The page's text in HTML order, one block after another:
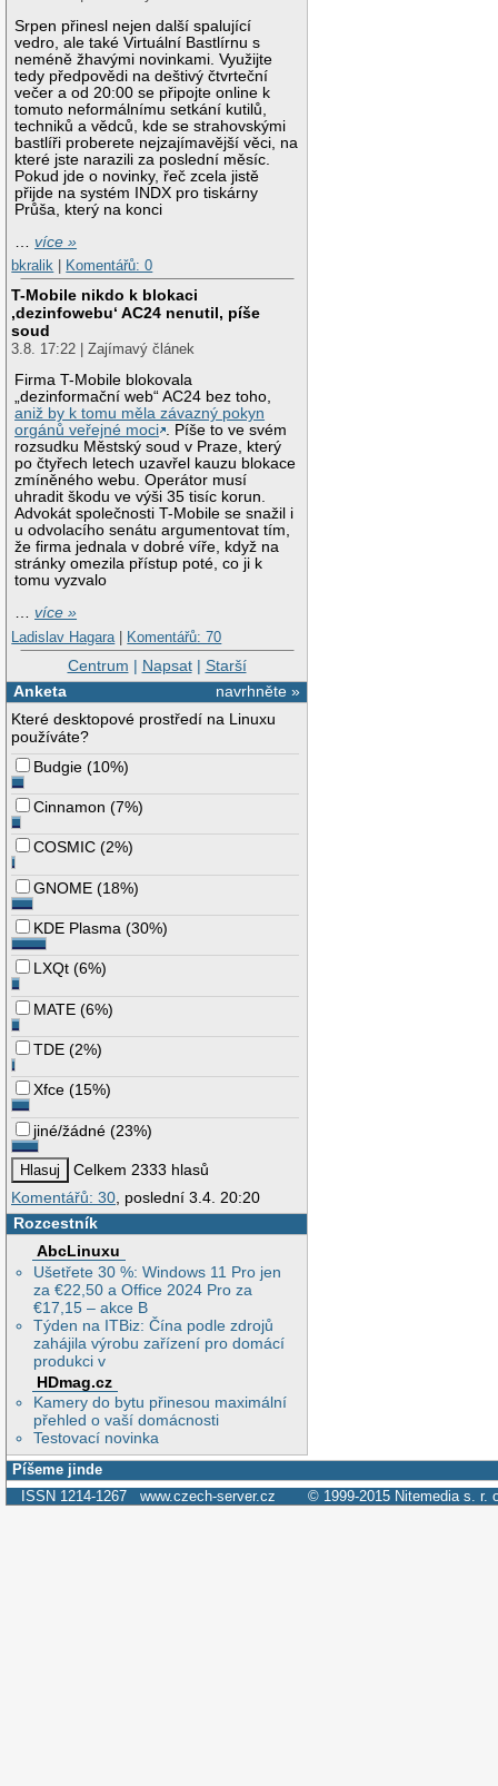
Srpen přinesl nejen další spalující
vedro, ale také Virtuální Bastlírnu s
neméně žhavými novinkami. Využijte
tedy předpovědi na deštivý čtvrteční
večer a od 20:00 se připojte online k
tomuto neformálnímu setkání kutilů,
techniků a vědců, kde se strahovskými
bastlíři proberete nejzajímavější věci, na
které jste narazili za poslední měsíc.
Pokud jde o novinky, řeč zcela jistě
přijde na systém INDX pro tiskárny
Průša, který na konci
…více »
bkralik
Komentářů: 0
T-Mobile nikdo k blokaci
‚dezinfowebu‘ AC24 nenutil, píše
soud
3.8. 17:22 | Zajímavý článek
Firma T-Mobile blokovala
„dezinformační web“ AC24 bez toho,
aniž by k tomu měla závazný pokyn
orgánů veřejné moci . Píše to ve svém
rozsudku Městský soud v Praze, který
po čtyřech letech uzavřel kauzu blokace
zmíněného webu. Operátor musí
uhradit škodu ve výši 35 tisíc korun.
Advokát společnosti T-Mobile se snažil i
u odvolacího senátu argumentovat tím,
že firma jednala v dobré víře, když na
stránky omezila přístup poté, co ji k
tomu vyzvalo
…více »
Ladislav Hagara | Komentářů: 70
Centrum | Napsat| Starší
navrhněte »
Anketa
Které desktopové prostředí na Linuxu
používáte?
Budgie (10%)
Cinnamon (7%)
COSMIC (2%)
GNOME (18%)
KDE Plasma (30%)
LXQt (6%)
MATE (6%)
TDE (2%)
Xfce (15%)
jiné/žádné (23%)
Celkem 2333 hlasů
Komentářů: 30, poslední 3.4. 20:20
Rozcestník
AbcLinuxu
Ušetřete 30 %: Windows 11 Pro jen
za €22,50 a Office 2024 Pro za
€17,15 – akce B
Týden na ITBiz: Čína podle zdrojů
zahájila výrobu zařízení pro domácí
produkci v
HDmag.cz
Kamery do bytu přinesou maximální
přehled o vaší domácnosti
Testovací novinka
Píšeme jinde
ISSN 1214-1267 www.czech-server.cz © 1999-2015 Nitemedia s. r.